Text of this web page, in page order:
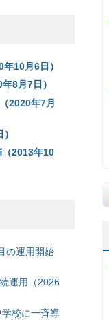
10月6日）
8月7日）
2020年7月
2013年10
の運用開始
運用（2026
校に一斉導